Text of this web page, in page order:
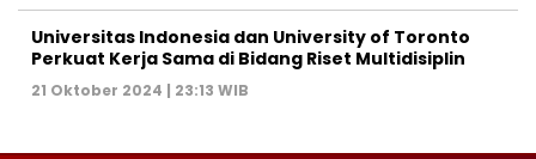
Universitas Indonesia dan University of Toronto
Perkuat Kerja Sama di Bidang Riset Multidisiplin
21 Oktober 2024 | 23:13 WIB